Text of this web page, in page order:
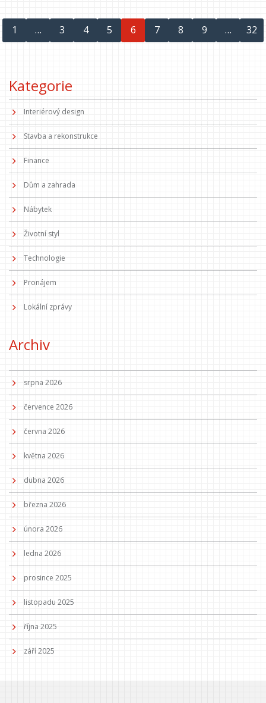
1 … 3 4 5 6 7 8 9 … 32
Kategorie
Interiérový design
Stavba a rekonstrukce
Finance
Dům a zahrada
Nábytek
Životní styl
Technologie
Pronájem
Lokální zprávy
Archiv
srpna 2026
července 2026
června 2026
května 2026
dubna 2026
března 2026
února 2026
ledna 2026
prosince 2025
listopadu 2025
října 2025
září 2025